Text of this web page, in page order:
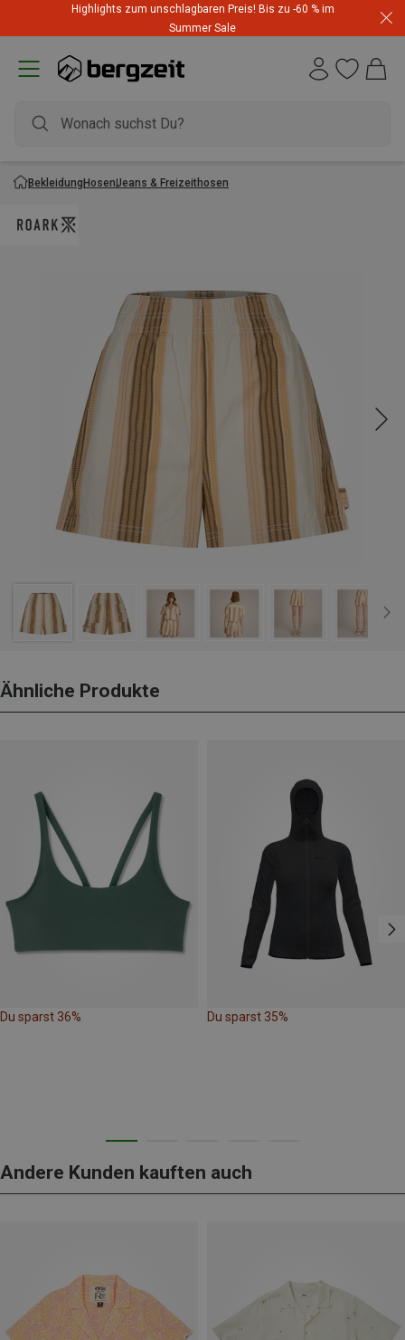
Highlights zum unschlagbaren Preis! Bis zu -60 % im
Summer Sale
BekleidungHosenJeans & Freizeithosen
Ähnliche Produkte
Du sparst 36% Du sparst 35%
Andere Kunden kauften auch